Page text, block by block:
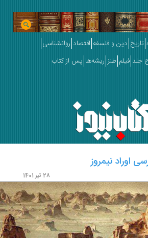
دین و فلسفه اقتصاد روانشناسی
طنز ریشه‌ها پس از کتاب
نیمروز